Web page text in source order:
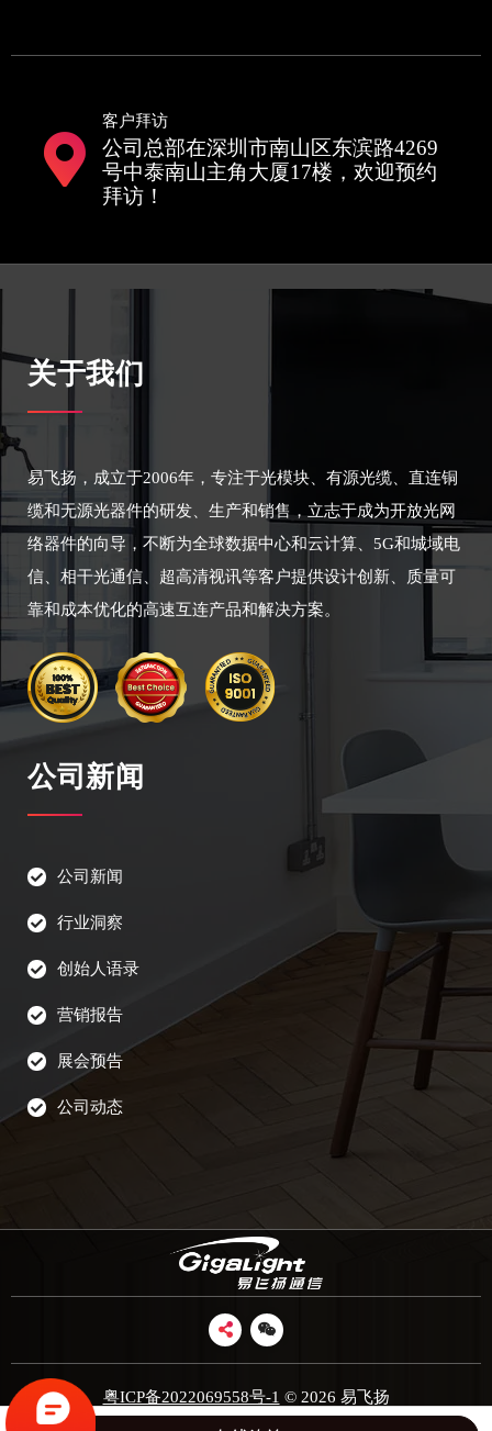
客户拜访
公司总部在深圳市南山区东滨路4269
号中泰南山主角大厦17楼，欢迎预约
拜访！
关于我们
易飞扬，成立于2006年，专注于光模块、有源光缆、直连铜
缆和无源光器件的研发、生产和销售，立志于成为开放光网
络器件的向导，不断为全球数据中心和云计算、5G和城域电
信、相干光通信、超高清视讯等客户提供设计创新、质量可
靠和成本优化的高速互连产品和解决方案。
公司新闻
公司新闻
行业洞察
创始人语录
营销报告
展会预告
公司动态
粤ICP备2022069558号-1 © 2026 易飞扬